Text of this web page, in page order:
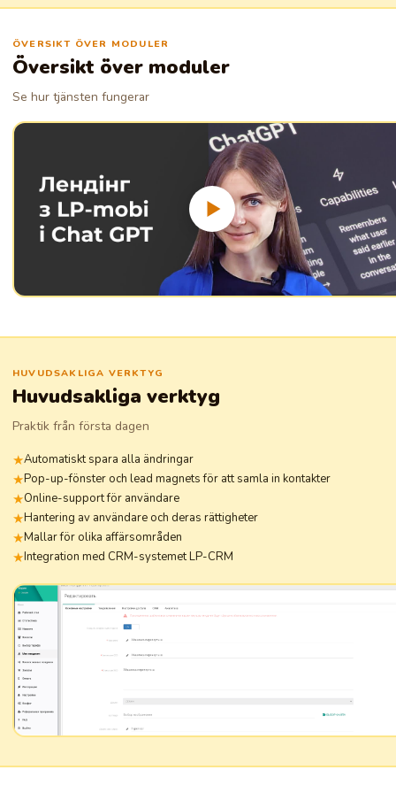
Samordna enkelt hela teamets insatser.
ÖVERSIKT ÖVER MODULER
Översikt över moduler
Se hur tjänsten fungerar
HUVUDSAKLIGA VERKTYG
Huvudsakliga verktyg
Praktik från första dagen
Automatiskt spara alla ändringar
Pop-up-fönster och lead magnets för att samla in kontakter
Online-support för användare
Hantering av användare och deras rättigheter
Mallar för olika affärsområden
Integration med CRM-systemet LP-CRM